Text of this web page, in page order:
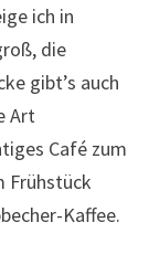
ich in
die
gibt’s auch
Art
Café zum
Frühstück
Kaffee.